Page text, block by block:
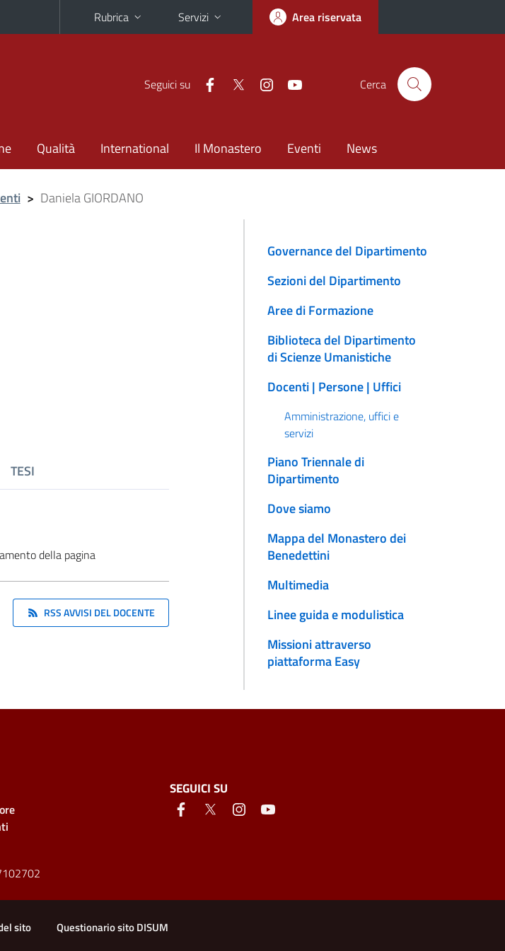
Rubrica Servizi Area riservata
Seguici su Cerca
Qualità International Il Monastero Eventi News
> Daniela GIORDANO
TESI
della pagina
RSS AVVISI DEL DOCENTE
Governance del Dipartimento
Sezioni del Dipartimento
Aree di Formazione
Biblioteca del Dipartimento
di Scienze Umanistiche
Docenti | Persone | Uffici
Amministrazione, uffici e
servizi
Piano Triennale di
Dipartimento
Dove siamo
Mappa del Monastero dei
Benedettini
Multimedia
Linee guida e modulistica
Missioni attraverso
piattaforma Easy
SEGUICI SU
sito Questionario sito DISUM